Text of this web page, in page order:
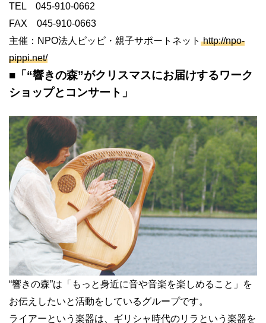
TEL
045-910-0662
FAX
045-910-0663
主催： NPO法人ピッピ・親子サポートネット http://npo-
pippi.net/
■「“響きの森”がクリスマスにお届けするワーク
ショップとコンサート」
“響きの森”は「もっと身近に音や音楽を楽しめること」を
お伝えしたいと活動をしているグループです。
ライアーという楽器は、ギリシャ時代のリラという楽器を